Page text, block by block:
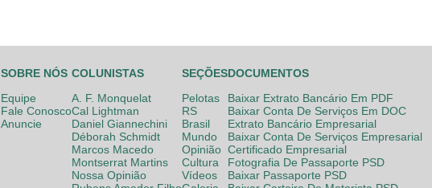
SOBRE NÓS
Equipe
Fale Conosco
Anuncie
COLUNISTAS
A. F. Monquelat
Cal Lightman
Daniel Giannechini
Déborah Schmidt
Marcos Macedo
Montserrat Martins
Nossa Opinião
SEÇÕES
Pelotas
RS
Brasil
Mundo
Opinião
Cultura
Vídeos
DOCUMENTOS
Baixar Extrato Bancário Em PDF
Baixar Conta De Serviços Em DOC
Extrato Bancário Empresarial
Baixar Conta De Serviços Empresarial
Certificado Empresarial
Fotografia De Passaporte PSD
Baixar Passaporte PSD